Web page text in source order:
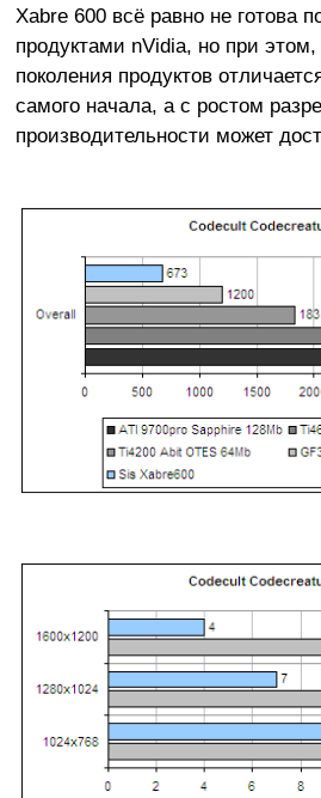
Xabre 600 всё равно не готова
продуктами nVidia, но при
поколения продуктов
самого начала, а с ростом
производительности может